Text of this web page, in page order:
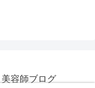
容師ブログ